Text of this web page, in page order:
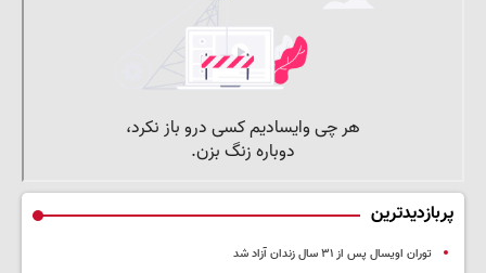
پربازدیدترین
توران اویسال پس از ۳۱ سال زندان آزاد شد